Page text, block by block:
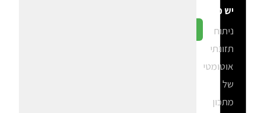
יש פה?
ניתוח
תזונתי
אוטומטי
של
מתכון